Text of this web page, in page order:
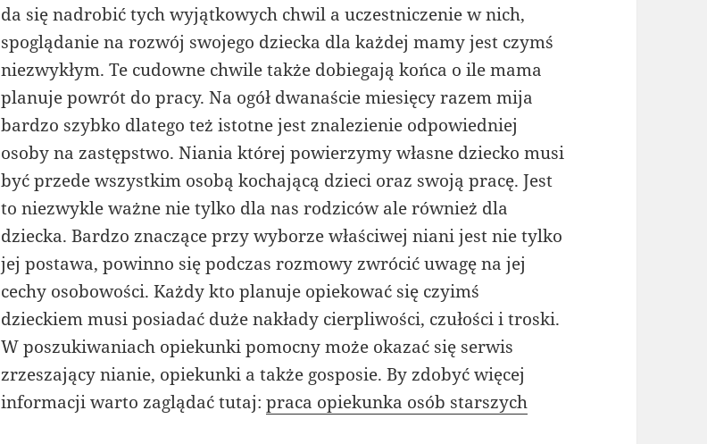
da się nadrobić tych wyjątkowych chwil a uczestniczenie w nich,
spoglądanie na rozwój swojego dziecka dla każdej mamy jest czymś
niezwykłym. Te cudowne chwile także dobiegają końca o ile mama
planuje powrót do pracy. Na ogół dwanaście miesięcy razem mija
bardzo szybko dlatego też istotne jest znalezienie odpowiedniej
osoby na zastępstwo. Niania której powierzymy własne dziecko musi
być przede wszystkim osobą kochającą dzieci oraz swoją pracę. Jest
to niezwykle ważne nie tylko dla nas rodziców ale również dla
dziecka. Bardzo znaczące przy wyborze właściwej niani jest nie tylko
jej postawa, powinno się podczas rozmowy zwrócić uwagę na jej
cechy osobowości. Każdy kto planuje opiekować się czyimś
dzieckiem musi posiadać duże nakłady cierpliwości, czułości i troski.
W poszukiwaniach opiekunki pomocny może okazać się serwis
zrzeszający nianie, opiekunki a także gosposie. By zdobyć więcej
informacji warto zaglądać tutaj:praca opiekunka osób starszych